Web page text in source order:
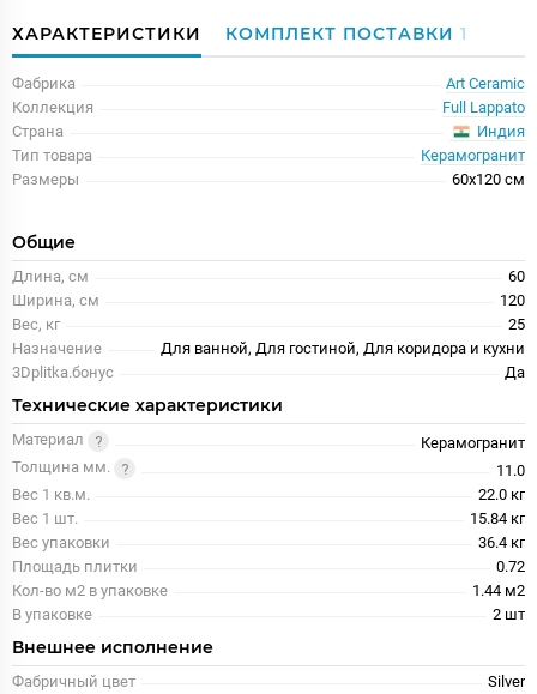
ХАРАКТЕРИСТИКИ КОМПЛЕКТ ПОСТАВКИ 1
Фабрика
Art Ceramic
Коллекция
Full Lappato
Страна
Индия
Тип товара
Керамогранит
Размеры
60x120 см
Общие
Длина, см
60
Ширина, см
120
Вес, кг
25
Назначение
Для ванной, Для гостиной, Для коридора и кухни
3Dplitka.бонус
Да
Технические характеристики
Материал
Керамогранит
Толщина мм.
11.0
Вес 1 кв.м.
22.0 кг
Вес 1 шт.
15.84 кг
Вес упаковки
36.4 кг
Площадь плитки
0.72
Кол-во м2 в упаковке
1.44 м2
В упаковке
2 шт
Внешнее исполнение
Фабричный цвет
Silver